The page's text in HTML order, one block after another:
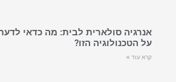
אנרגיה סולארית לבית: מה כדאי לדעת
על הטכנולוגיה הזו?
קרא עוד »